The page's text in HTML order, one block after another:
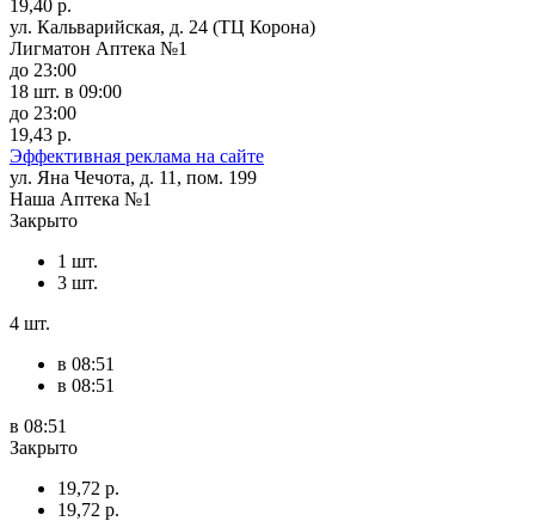
19,40 р.
ул. Кальварийская, д. 24 (ТЦ Корона)
Лигматон Аптека №1
до 23:00
18 шт. в 09:00
до 23:00
19,43 р.
Эффективная реклама на сайте
ул. Яна Чечота, д. 11, пом. 199
Наша Аптека №1
Закрыто
1 шт.
3 шт.
4 шт.
в 08:51
в 08:51
в 08:51
Закрыто
19,72 р.
19,72 р.